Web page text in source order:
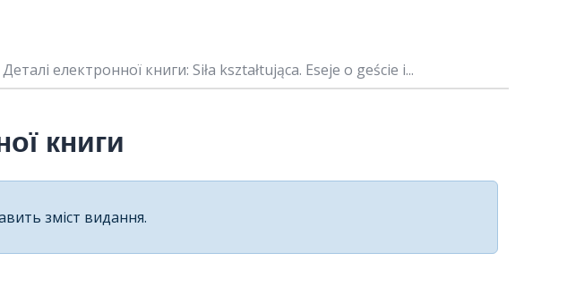
Деталі електронної книги: Siła kształtująca. Eseje o geście i...
книги
зміст видання.